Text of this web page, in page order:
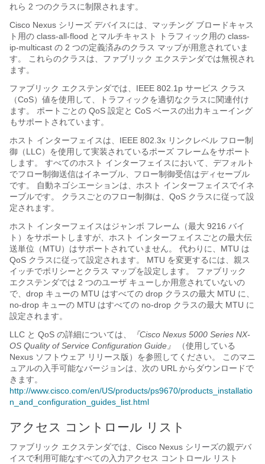
れら 2 つのクラスに制限されます。
Cisco Nexus シリーズ デバイスには、マッチング ブロードキャス
ト用の class-all-flood とマルチキャスト トラフィック用の class-
ip-multicast の 2 つの定義済みのクラス マップが用意されていま
す。 これらのクラスは、 ファブリック エクステンダでは無視され
ます。
ファブリック エクステンダでは、IEEE 802.1p サービス クラス
（CoS）値を使用して、トラフィックを適切なクラスに関連付け
ます。 ポートごとの QoS 設定と CoS ベースの出力キューイング
もサポートされています。
ホスト インターフェイスは、IEEE 802.3x リンクレベル フロー制
御（LLC）を使用して実装されているポーズ フレームをサポート
します。 すべてのホスト インターフェイスにおいて、デフォルト
でフロー制御送信はイネーブル、フロー制御受信はディセーブル
です。 自動ネゴシエーションは、ホスト インターフェイスでイネ
ーブルです。 クラスごとのフロー制御は、QoS クラスに従って設
定されます。
ホスト インターフェイスはジャンボ フレーム（最大 9216 バイ
ト）をサポートしますが、ホスト インターフェイスごとの最大伝
送単位（MTU）はサポートされていません。 代わりに、MTU は
QoS クラスに従って設定されます。 MTU を変更するには、親ス
イッチでポリシーとクラス マップを設定します。 ファブリック
エクステンダでは 2 つのユーザ キューしか用意されていないの
で、drop キューの MTU はすべての drop クラスの最大 MTU に、
no-drop キューの MTU はすべての no-drop クラスの最大 MTU に
設定されます。
LLC と QoS の詳細については、
『Cisco Nexus 5000 Series NX-
OS Quality of Service Configuration Guide』
（使用している
Nexus ソフトウェア リリース版）を参照してください。 このマニ
ュアルの入手可能なバージョンは、次の URL からダウンロードで
きます。
http://www.cisco.com/en/US/products/ps9670/products_installatio
n_and_configuration_guides_list.html
アクセス コントロール リスト
ファブリック エクステンダでは、 Cisco Nexus シリーズの親デバ
イスで利用可能なすべての入力アクセス コントロール リスト